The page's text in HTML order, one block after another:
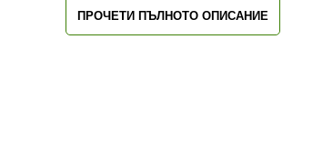
ПРОЧЕТИ ПЪЛНОТО ОПИСАНИЕ